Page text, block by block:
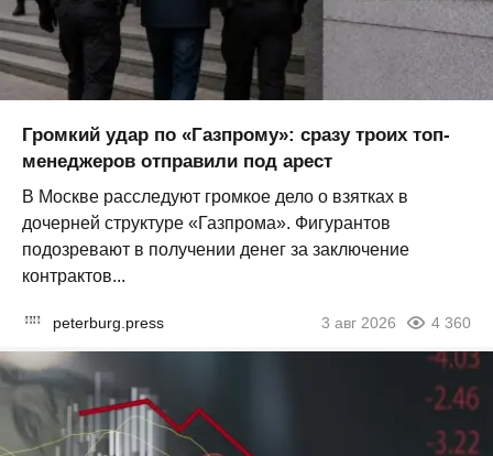
Громкий удар по «Газпрому»: сразу троих топ-
менеджеров отправили под арест
В Москве расследуют громкое дело о взятках в
дочерней структуре «Газпрома». Фигурантов
подозревают в получении денег за заключение
контрактов...
peterburg.press 3 авг 2026 4 360